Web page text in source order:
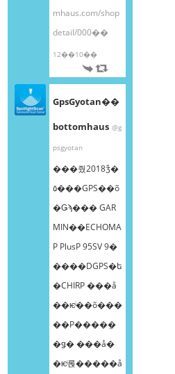
mhaus.com/shop
detail/000��
12��10��
GpsGyotan��
bottomhaus @g
psgyotan
���줬2018ǯ�
٥���GPS��õ
�Ǥϡ��� GAR
MIN��ECHOMA
P PlusP 95SV 9�
����DGPS�ե
�CHIRP ���å
��ѥͥ��õ���
��Ρ����ܸ�
�ǥ� ���å�
�ѥͥ롡�����å